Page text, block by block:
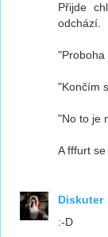
Přijde
odchází.
"Proboha
"Končím
"No to je
A fffurt
Diskuter
:-D